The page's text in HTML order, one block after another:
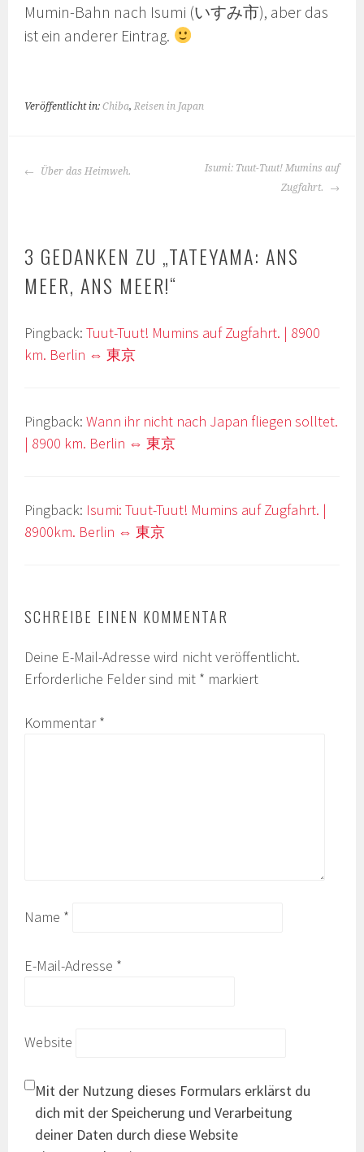
Mumin-Bahn nach Isumi (いすみ市), aber das
ist ein anderer Eintrag.
Veröffentlicht in:Chiba, Reisen in Japan
BEITRAGS-
Über das Heimweh.
Isumi: Tuut-Tuut! Mumins auf
Zugfahrt.
3 GEDANKEN ZU „TATEYAMA: ANS
MEER, ANS MEER!“
Pingback:Tuut-Tuut! Mumins auf Zugfahrt. | 8900
km. Berlin ⇔ 東京
Pingback:Wann ihr nicht nach Japan fliegen solltet.
| 8900 km. Berlin ⇔ 東京
Pingback: Isumi: Tuut-Tuut! Mumins auf Zugfahrt. |
8900km. Berlin ⇔ 東京
SCHREIBE EINEN KOMMENTAR
Deine E-Mail-Adresse wird nicht veröffentlicht.
Erforderliche Felder sind mit * markiert
Kommentar*
Name *
E-Mail-Adresse *
Website
Mit der Nutzung dieses Formulars erklärst du
dich mit der Speicherung und Verarbeitung
deiner Daten durch diese Website